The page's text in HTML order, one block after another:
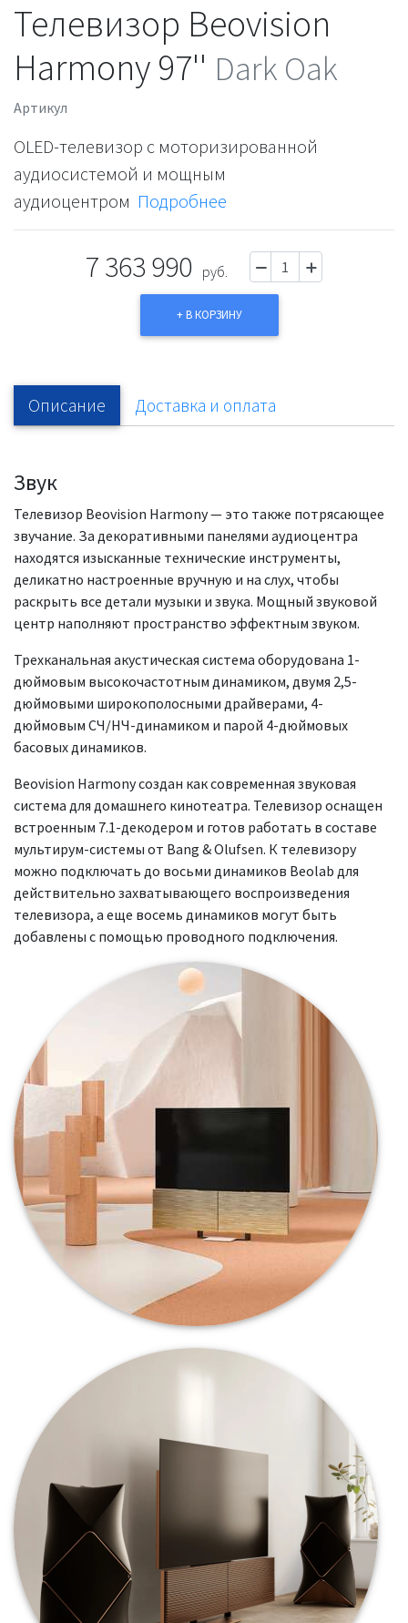
Телевизор Beovision
Harmony 97'' Dark Oak
Артикул
OLED-телевизор с моторизированной
аудиосистемой и мощным
аудиоцентром Подробнее
7 363 990 руб.
+ В КОРЗИНУ
Описание Доставка и оплата
Звук
Телевизор Beovision Harmony — это также потрясающее
звучание. За декоративными панелями аудиоцентра
находятся изысканные технические инструменты,
деликатно настроенные вручную и на слух, чтобы
раскрыть все детали музыки и звука. Мощный звуковой
центр наполняют пространство эффектным звуком.
Трехканальная акустическая система оборудована 1-
дюймовым высокочастотным динамиком, двумя 2,5-
дюймовыми широкополосными драйверами, 4-
дюймовым СЧ/НЧ-динамиком и парой 4-дюймовых
басовых динамиков.
Beovision Harmony создан как современная звуковая
система для домашнего кинотеатра. Телевизор оснащен
встроенным 7.1-декодером и готов работать в составе
мультирум-системы от Bang & Olufsen. К телевизору
можно подключать до восьми динамиков Beolab для
действительно захватывающего воспроизведения
телевизора, а еще восемь динамиков могут быть
добавлены с помощью проводного подключения.